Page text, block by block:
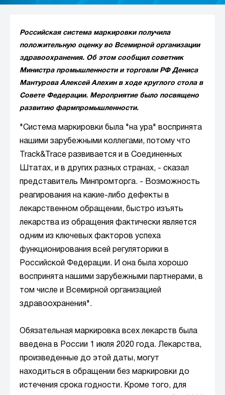
Российская система маркировки получила
положительную оценку во Всемирной организации
здравоохранения. Об этом сообщил советник
Министра промышленности и торговли РФ Дениса
Мантурова Алексей Алехин в ходе круглого стола в
Совете Федерации. Мероприятие было посвящено
развитию фармпромышленности.
"Система маркировки была "на ура" воспринята
нашими зарубежными коллегами, потому что
Track&Trace развивается и в Соединенных
Штатах, и в других разных странах, - сказал
представитель Минпромторга. - Возможность
реагирования на какие-либо дефекты в
лекарственном обращении, быстро изъять
лекарства из обращения фактически является
одним из ключевых факторов успеха
функционирования всей регуляторики в
Российской Федерации. И она была хорошо
воспринята нашими зарубежными партнерами, в
том числе и Всемирной организацией
здравоохранения".
Обязательная маркировка всех лекарств была
введена в России 1 июля 2020 года. Лекарства,
произведенные до этой даты, могут
находиться в обращении без маркировки до
истечения срока годности. Кроме того, для